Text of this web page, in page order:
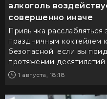
алкоголь
совершенно иначе
Привычка расслабляться
праздничным коктейлем
безопасной, если вы
протяжении
1 августа, 18:18